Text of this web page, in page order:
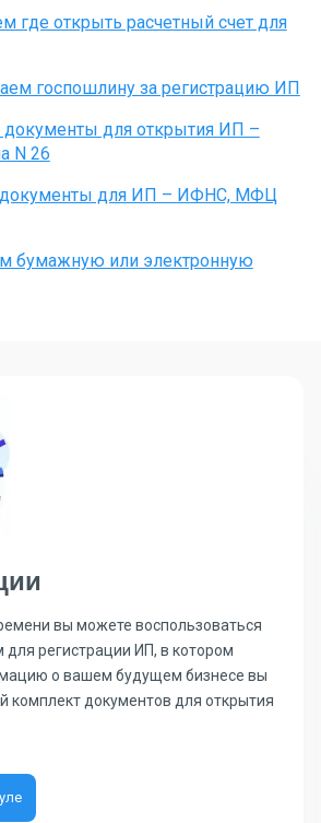
где открыть расчетный счет для
госпошлину за регистрацию ИП
документы для открытия ИП –
N 26
документы для ИП – ИФНС, МФЦ
бумажную или электронную
вы можете воспользоваться
для регистрации ИП, в котором
о вашем будущем бизнесе вы
комплект документов для открытия